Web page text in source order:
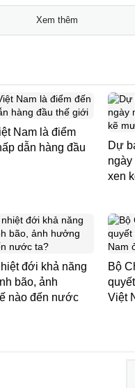
Xem thêm
Nam là điểm
dẫn hàng đầu
Dự
ngày
xen
đới khả năng
bão, ảnh
nào đến nước
Bộ
Việt